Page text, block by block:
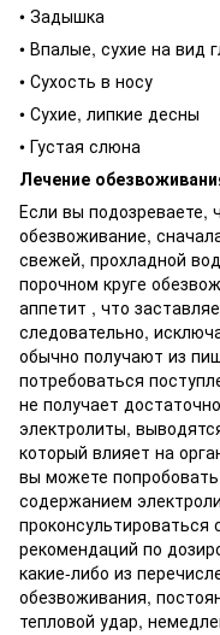
• Задышка
• Впалые, сухие на вид
• Сухость в носу
• Сухие, липкие десны
• Густая слюна
Лечение
Если вы подозреваете,
обезвоживание,
свежей, прохладной
порочном круге
аппетит , что
следовательно,
обычно получают из
потребоваться
не получает
электролиты,
который влияет на
вы можете
содержанием
проконсультироваться
рекомендаций по
какие-либо из
обезвоживания,
тепловой удар,